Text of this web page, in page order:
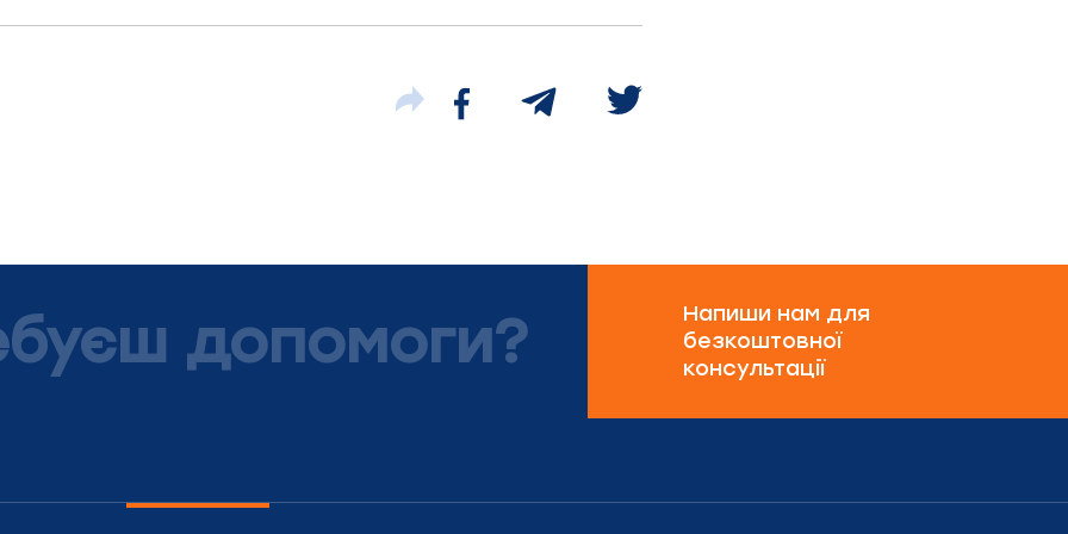
допомоги?
Напиши нам для
безкоштовної
консультації